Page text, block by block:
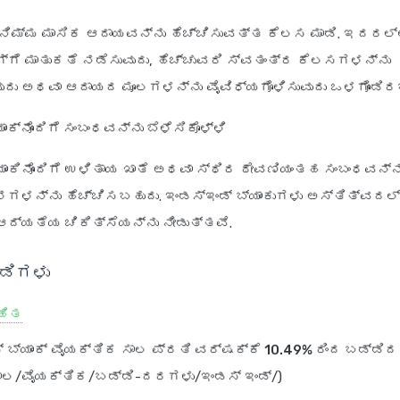
ನಿಮ್ಮ ಮಾಸಿಕ ಆದಾಯವನ್ನು ಹೆಚ್ಚಿಸುವತ್ತ ಕೆಲಸ ಮಾಡಿ.
ಮಾತುಕತೆ ನಡೆಸುವುದು, ಹೆಚ್ಚುವರಿ ಸ್ವತಂತ್ರ ಕೆಲಸಗಳನ್ನು
ಅಥವಾ ಆದಾಯದ ಮೂಲಗಳನ್ನು ವೈವಿಧ್ಯಗೊಳಿಸುವುದು
ಸಂಬಂಧವನ್ನು ಬೆಳೆಸಿಕೊಳ್ಳಿ
ಉಳಿತಾಯ ಖಾತೆ ಅಥವಾ ಸ್ಥಿರ ಠೇವಣಿಯಂತಹ ಸಂಬಂಧವನ್ನು
ಹೆಚ್ಚಿಸಬಹುದು. ಇಂಡಸ್ಇಂಡ್ ಬ್ಯಾಂಕುಗಳು
ಚಿಕಿತ್ಸೆಯನ್ನು ನೀಡುತ್ತವೆ.
ಬ್ಯಾಂಕ್ ವೈಯಕ್ತಿಕ ಸಾಲ ಪ್ರತಿ ವರ್ಷಕ್ಕೆ 10.49% ರಿಂದ
ವೈಯಕ್ತಿಕ/ಬಡ್ಡಿ-ದರಗಳು/ಇಂಡಸ್ ಇಂಡ್/)